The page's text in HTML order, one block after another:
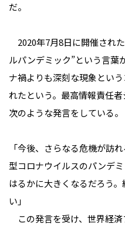
だ。
2020年7月8日に開催され
ルパンデミック”という言葉
ナ禍よりも深刻な現象とい
れたという。最高情報責任者
次のような発言をしている。
「今後、さらなる危機が訪
型コロナウイルスのパンデ
はるかに大きくなるだろう
い」
この発言を受け、世界経済